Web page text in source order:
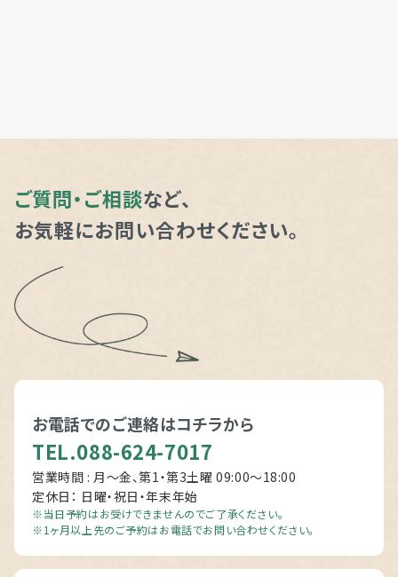
ご質問・ご相談など、
お気軽にお問い合わせください。
お電話でのご連絡はコチラから
TEL.088-624-7017
営業時間 : 月～金、第1・第3土曜 09:00〜18:00
定休日： 日曜・祝日・年末年始
※当日予約はお受けできませんのでご了承ください。
※1ヶ月以上先のご予約はお電話でお問い合わせください。